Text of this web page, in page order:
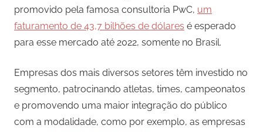
promovido pela famosa consultoria PwC, um
faturamento de 43,7 bilhões de dólares é esperado
para esse mercado até 2022, somente no Brasil.
Empresas dos mais diversos setores têm investido no
segmento, patrocinando atletas, times, campeonatos
e promovendo uma maior integração do público
com a modalidade, como por exemplo, as empresas